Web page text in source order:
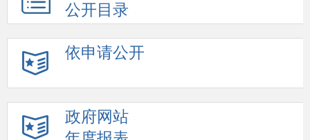
公开目录
依申请公开
政府网站